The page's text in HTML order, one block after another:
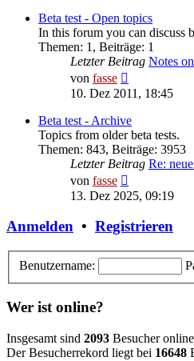
Beta test - Open topics
In this forum you can discuss
Themen: 1 , Beiträge: 1
Letzter Beitrag Notes
von fasse
Beitrag
10. Dez 2011, 18:45
Beta test - Archive
Topics from older beta tests.
Themen: 843, Beiträge: 3953
Letzter Beitrag Re:
von fasse
Beitrag
13. Dez 2025, 09:19
Anmelden • Registrieren
Benutzername:
Wer ist online?
Insgesamt sind 2093 Besucher
Der Besucherrekord liegt bei 16648